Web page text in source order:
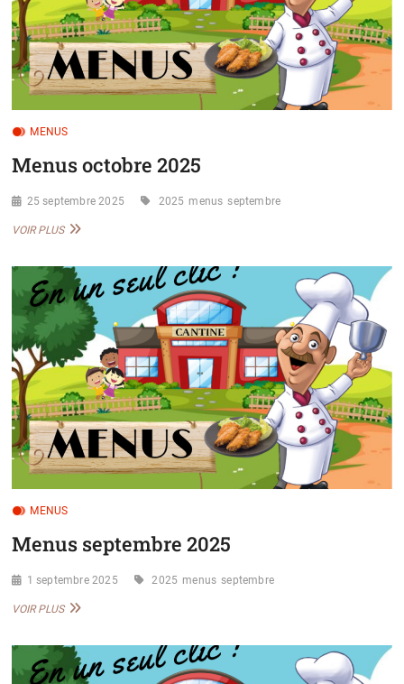
MENUS
Menus octobre 2025
25 septembre 2025 2025 menus septembre
VOIR PLUSMENUS
MENUS
Menus septembre 2025
1 septembre 2025 2025 menus septembre
VOIR PLUSMENUS